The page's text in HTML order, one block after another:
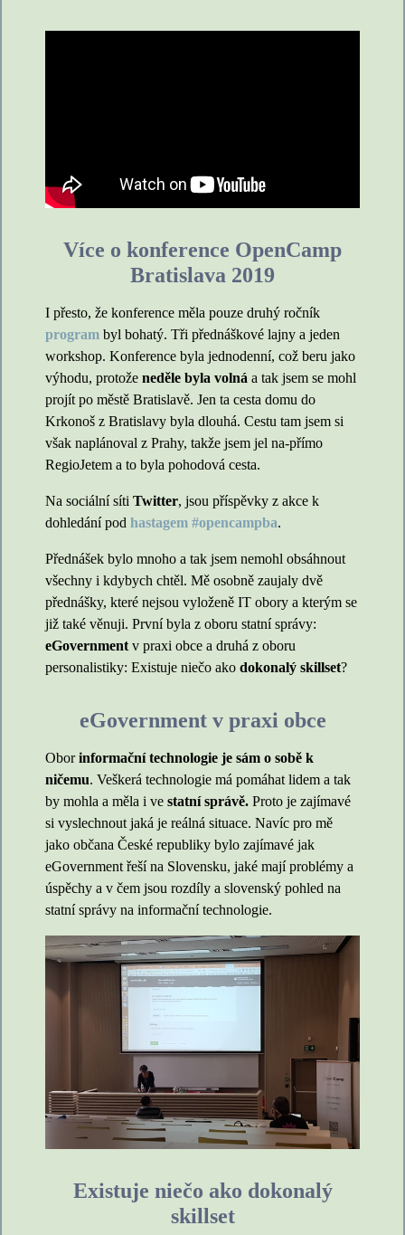
Více o konference OpenCamp
Bratislava 2019
I přesto, že konference měla pouze druhý ročník
program byl bohatý. Tři přednáškové lajny a jeden
workshop. Konference byla jednodenní, což beru jako
výhodu, protože neděle byla volná a tak jsem se mohl
projít po městě Bratislavě. Jen ta cesta domu do
Krkonoš z Bratislavy byla dlouhá. Cestu tam jsem si
však naplánoval z Prahy, takže jsem jel na-přímo
RegioJetem a to byla pohodová cesta.
Na sociální síti Twitter, jsou příspěvky z akce k
dohledání pod hastagem #opencampba.
Přednášek bylo mnoho a tak jsem nemohl obsáhnout
všechny i kdybych chtěl. Mě osobně zaujaly dvě
přednášky, které nejsou vyloženě IT obory a kterým se
již také věnuji. První byla z oboru statní správy:
eGovernment v praxi obce a druhá z oboru
personalistiky: Existuje niečo ako dokonalý skillset?
eGovernment v praxi obce
Oborinformační technologie je sám o sobě k
ničemu. Veškerá technologie má pomáhat lidem a tak
by mohla a měla i ve statní správě. Proto je zajímavé
si vyslechnout jaká je reálná situace. Navíc pro mě
jako občana České republiky bylo zajímavé jak
eGovernment řeší na Slovensku, jaké mají problémy a
úspěchy a v čem jsou rozdíly a slovenský pohled na
statní správy na informační technologie.
Existuje niečo ako dokonalý
skillset